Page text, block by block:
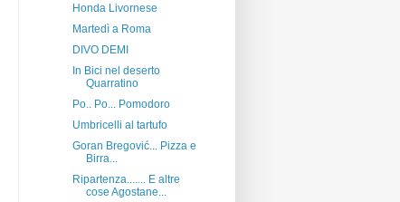
Honda Livornese
Martedì a Roma
DIVO DEMI
In Bici nel deserto
Quarratino
Po.. Po... Pomodoro
Umbricelli al tartufo
Goran Bregović... Pizza e
Birra...
Ripartenza....... E altre
cose Agostane...